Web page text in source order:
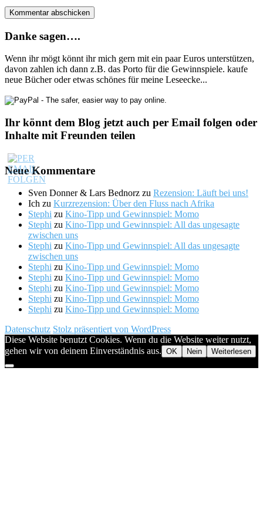
Danke sagen….
Wenn ihr mögt könnt ihr mich gern mit ein paar Euros unterstützen,
davon zahlen ich dann z.B. das Porto für die Gewinnspiele. kaufe
neue Bücher oder etwas schönes für meine Leseecke...
Ihr könnt dem Blog jetzt auch per Email folgen oder
Inhalte mit Freunden teilen
Neue Kommentare
Sven Donner & Lars Bednorz zu Rezension: Läuft bei uns!
Ich zu Kurzrezension: Über den Fluss nach Afrika
Stephi zu Kino-Tipp und Gewinnspiel: Momo
Stephi zu Kino-Tipp und Gewinnspiel: All das ungesagte
zwischen uns
Stephi zu Kino-Tipp und Gewinnspiel: All das ungesagte
zwischen uns
Stephi zu Kino-Tipp und Gewinnspiel: Momo
Stephi zu Kino-Tipp und Gewinnspiel: Momo
Stephi zu Kino-Tipp und Gewinnspiel: Momo
Stephi zu Kino-Tipp und Gewinnspiel: Momo
Stephi zu Kino-Tipp und Gewinnspiel: Momo
Datenschutz Stolz präsentiert von WordPress
Diese Website benutzt Cookies. Wenn du die Website weiter nutzt,
gehen wir von deinem Einverständnis aus. OK Nein Weiterlesen